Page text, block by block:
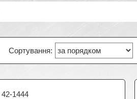
42-1444